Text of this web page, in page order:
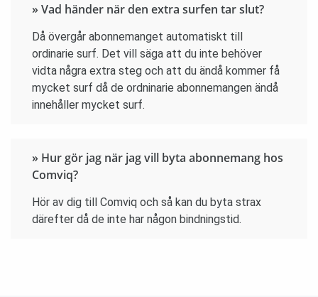
» Vad händer när den extra surfen tar slut?
Då övergår abonnemanget automatiskt till
ordinarie surf. Det vill säga att du inte behöver
vidta några extra steg och att du ändå kommer få
mycket surf då de ordninarie abonnemangen ändå
innehåller mycket surf.
» Hur gör jag när jag vill byta abonnemang hos
Comviq?
Hör av dig till Comviq och så kan du byta strax
därefter då de inte har någon bindningstid.